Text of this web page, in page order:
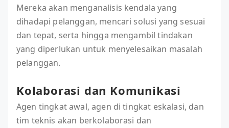
Mereka akan menganalisis kendala yang
dihadapi pelanggan, mencari solusi yang sesuai
dan tepat, serta hingga mengambil tindakan
yang diperlukan untuk menyelesaikan masalah
pelanggan.
Kolaborasi dan Komunikasi
Agen tingkat awal, agen di tingkat eskalasi, dan
tim teknis akan berkolaborasi dan